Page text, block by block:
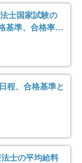
士国家試験の
基準、合格率
程、合格基準と
法士の平均給料